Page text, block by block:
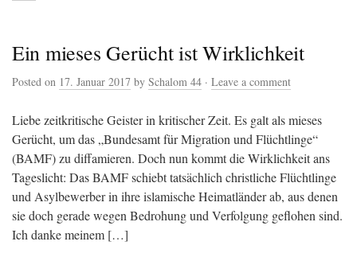
Ein mieses Gerücht ist Wirklichkeit
Posted on 17. Januar 2017 by Schalom 44 · Leave a comment
Liebe zeitkritische Geister in kritischer Zeit. Es galt als mieses
Gerücht, um das „Bundesamt für Migration und Flüchtlinge“
(BAMF) zu diffamieren. Doch nun kommt die Wirklichkeit ans
Tageslicht: Das BAMF schiebt tatsächlich christliche Flüchtlinge
und Asylbewerber in ihre islamische Heimatländer ab, aus denen
sie doch gerade wegen Bedrohung und Verfolgung geflohen sind.
Ich danke meinem […]